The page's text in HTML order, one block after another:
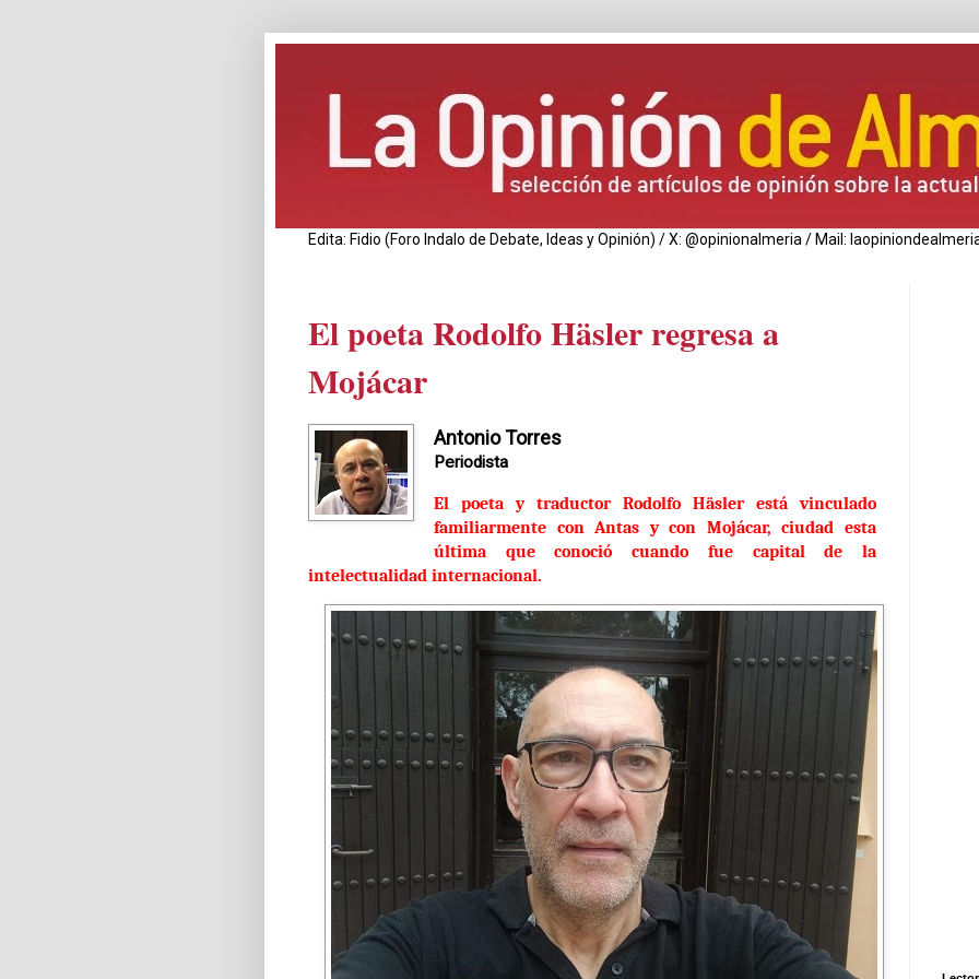
Edita: Fidio (Foro Indalo de Debate, Ideas y Opinión) / X: @opinionalmeria / Mail:
El poeta Rodolfo Häsler regresa a
Mojácar
Antonio Torres
Periodista
El poeta y traductor Rodolfo Häsler está vinculado
familiarmente con Antas y con Mojácar, ciudad esta
última que conoció cuando fue capital de la
intelectualidad internacional.